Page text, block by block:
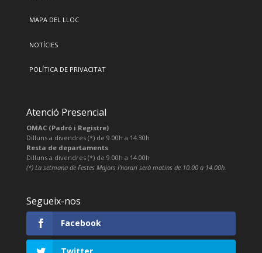
MAPA DEL LLOC
NOTÍCIES
POLÍTICA DE PRIVACITAT
Atenció Presencial
OMAC (Padró i Registre)
Dilluns a divendres (*) de 9.00h a 14.30h
Resta de departaments
Dilluns a divendres (*) de 9.00h a 14.00h
(*) La setmana de Festes Majors l’horari serà matins de 10.00 a 14.00h.
Segueix-nos
Facebook